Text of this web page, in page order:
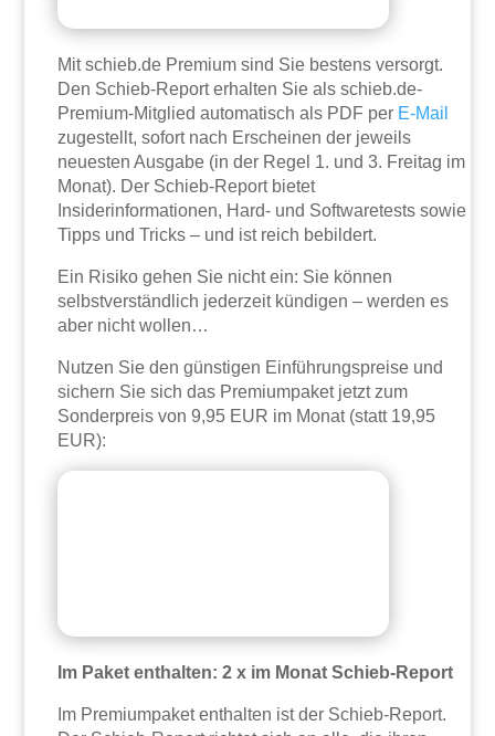
Mit schieb.de Premium sind Sie bestens versorgt.
Den Schieb-Report erhalten Sie als schieb.de-
Premium-Mitglied automatisch als PDF per E-Mail
zugestellt, sofort nach Erscheinen der jeweils
neuesten Ausgabe (in der Regel 1. und 3. Freitag im
Monat). Der Schieb-Report bietet
Insiderinformationen, Hard- und Softwaretests sowie
Tipps und Tricks – und ist reich bebildert.
Ein Risiko gehen Sie nicht ein: Sie können
selbstverständlich jederzeit kündigen – werden es
aber nicht wollen…
Nutzen Sie den günstigen Einführungspreise und
sichern Sie sich das Premiumpaket jetzt zum
Sonderpreis von 9,95 EUR im Monat (statt 19,95
EUR):
Im Paket enthalten: 2 x im Monat Schieb-Report
Im Premiumpaket enthalten ist der Schieb-Report.